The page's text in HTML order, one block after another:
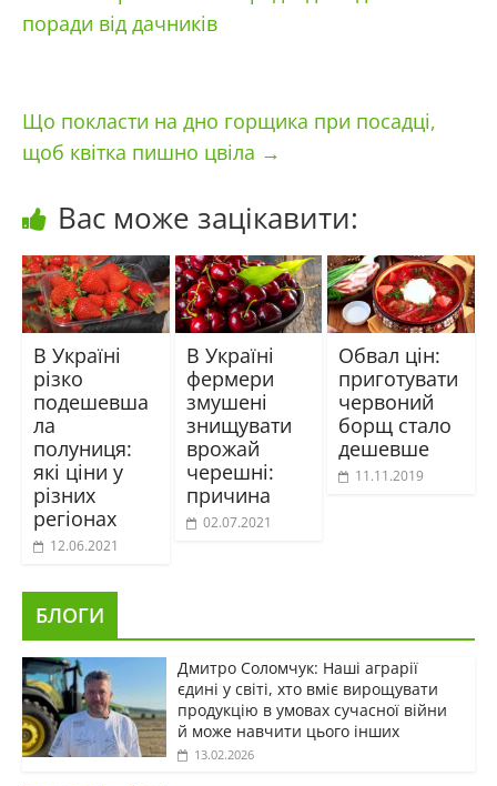
поради від дачників
Що покласти на дно горщика при посадці,
щоб квітка пишно цвіла →
Вас може зацікавити:
В Україні
різко
подешевша
ла
полуниця:
які ціни у
різних
регіонах
12.06.2021
В Україні
фермери
змушені
знищувати
врожай
черешні:
причина
02.07.2021
Обвал цін:
приготувати
червоний
борщ стало
дешевше
11.11.2019
БЛОГИ
Дмитро Соломчук: Наші аграрії
єдині у світі, хто вміє вирощувати
продукцію в умовах сучасної війни
й може навчити цього інших
13.02.2026